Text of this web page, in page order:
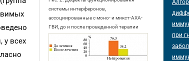
системы интерферонов,
ассоциированные с моно- и микст-АХА-
ГВИ, до и после проведенной терапии
у всех
при